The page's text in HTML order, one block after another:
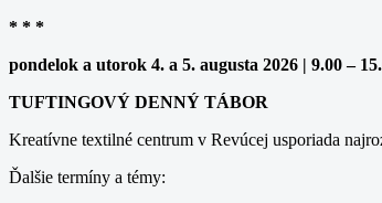
* * *
pondelok a utorok 4. a 5. augusta 2026 | 9.00 –
TUFTINGOVÝ DENNÝ TÁBOR
Kreatívne textilné centrum v Revúcej usporiada
Ďalšie termíny a témy: